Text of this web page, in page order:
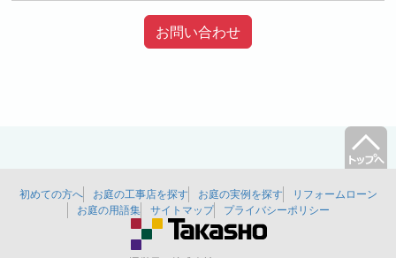
お問い合わせ
初めての方へ お庭の工事店を探す お庭の実例を探す
リフォームローン
お庭の用語集
サイトマップ プライバシーポリシー